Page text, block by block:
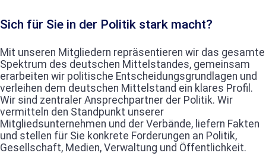
Sich für Sie in der Politik stark macht?
Mit unseren Mitgliedern repräsentieren wir das gesamte
Spektrum des deutschen Mittelstandes, gemeinsam
erarbeiten wir politische Entscheidungsgrundlagen und
verleihen dem deutschen Mittelstand ein klares Profil.
Wir sind zentraler Ansprechpartner der Politik. Wir
vermitteln den Standpunkt unserer
Mitgliedsunternehmen und der Verbände, liefern Fakten
und stellen für Sie konkrete Forderungen an Politik,
Gesellschaft, Medien, Verwaltung und Öffentlichkeit.